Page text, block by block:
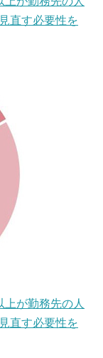
直す必要性を
上が勤務先の人
直す必要性を